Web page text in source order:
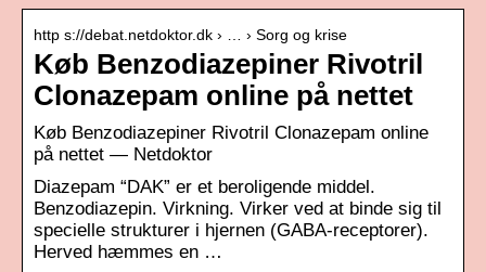
http s://debat.netdoktor.dk › … › Sorg og krise
Køb Benzodiazepiner Rivotril
Clonazepam online på nettet
Køb Benzodiazepiner Rivotril Clonazepam online
på nettet — Netdoktor
Diazepam “DAK” er et beroligende middel.
Benzodiazepin. Virkning. Virker ved at binde sig til
specielle strukturer i hjernen (GABA-receptorer).
Herved hæmmes en …